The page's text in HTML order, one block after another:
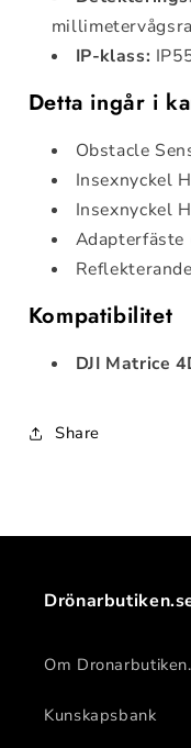
IP-klass:
Detta ingår i
Obstacle
Insexnyckel
Insexnyckel
Adapterfäste
Kompatibilitet
DJI Matrice
Share
Om
Kunskapsbank